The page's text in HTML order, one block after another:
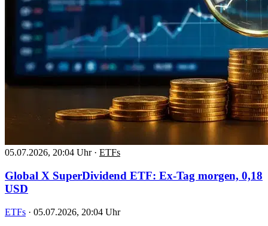
05.07.2026, 20:04 Uhr · ETFs
Global X SuperDividend ETF: Ex-Tag morgen, 0,18
USD
ETFs · 05.07.2026, 20:04 Uhr